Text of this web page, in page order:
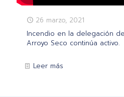
26 marzo, 2021
Incendio en la delegación
Arroyo Seco continúa activo.
Leer más